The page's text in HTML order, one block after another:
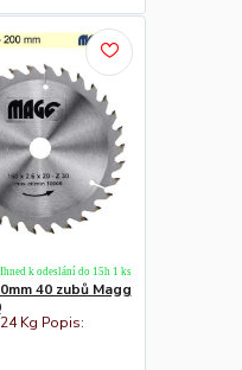
40 zubů Magg
Kg Popis:
Ihned k odeslání do 15h 1 ks